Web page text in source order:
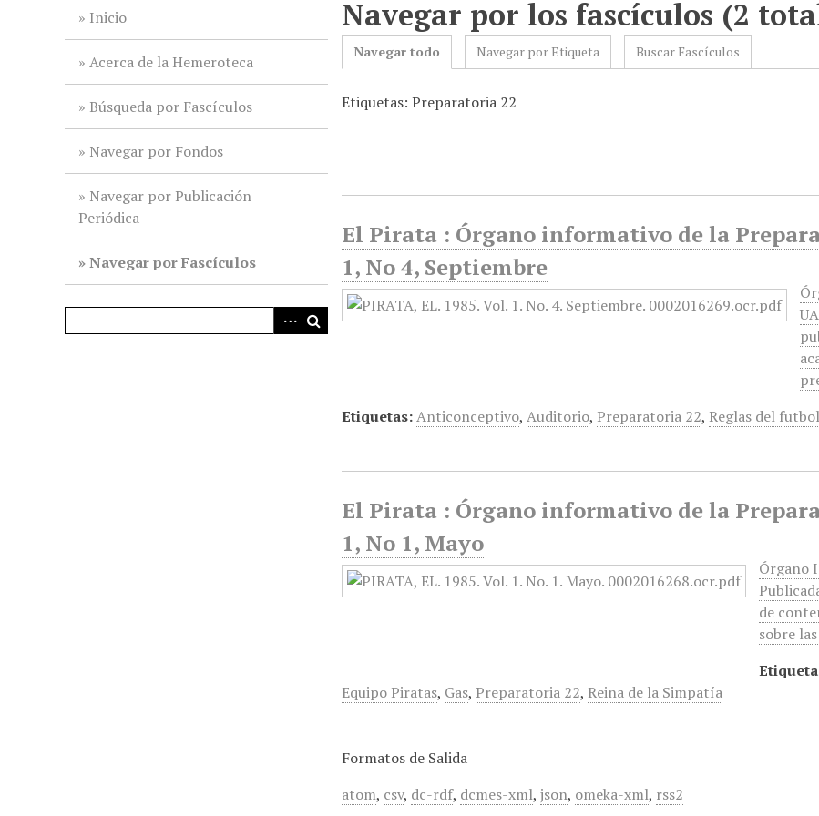
Inicio
Acerca de la Hemeroteca
Búsqueda por Fascículos
Navegar por Fondos
Navegar por Publicación
Periódica
Navegar por Fascículos
Navegar por los fascículos (2
Navegar todo Navegar por Etiqueta Buscar Fascículos
Etiquetas: Preparatoria 22
El Pirata : Órgano informativo de la
1, No 4, Septiembre
Etiquetas:Anticonceptivo,Auditorio, Preparatoria 22, Reglas del
El Pirata : Órgano informativo de la
1, No 1, Mayo
Órgano
de
sobre
Equipo Piratas, Gas, Preparatoria 22, Reina de la Simpatía
Formatos de Salida
atom, csv, dc-rdf, dcmes-xml,json, omeka-xml, rss2